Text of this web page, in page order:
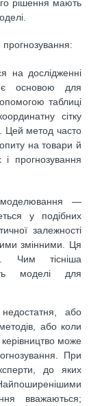
рішення мають
прогнозування:
на дослідженні
є основою для
таблиці
сітку
Цей метод часто
на товари й
прогнозування
моделювання —
у подібних
залежності
змінними. Ця
Чим тісніша
моделі для
або
або коли
може
При
до яких
вважаються;